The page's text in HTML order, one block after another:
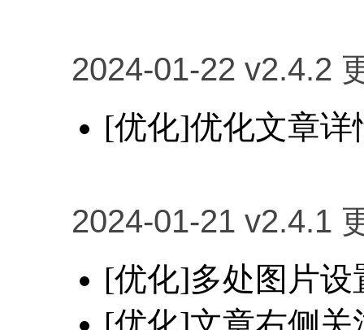
2024-01-22 v2.4.2
[优化]优化文章详
2024-01-21 v2.4.1
[优化]多处图片设